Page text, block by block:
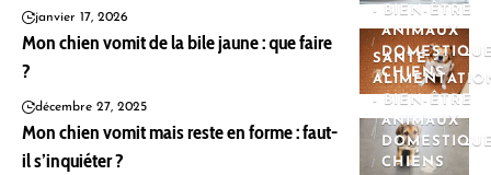
janvier 17, 2026
- BIEN-ÊTRE
ANIMAUX
CHIENS
Mon chien vomit de la bile jaune : que faire
?
décembre 27, 2025
SANTÉ -
- BIEN-ÊTRE
ANIMAUX
CHIENS
Mon chien vomit mais reste en forme : faut-
il s’inquiéter ?